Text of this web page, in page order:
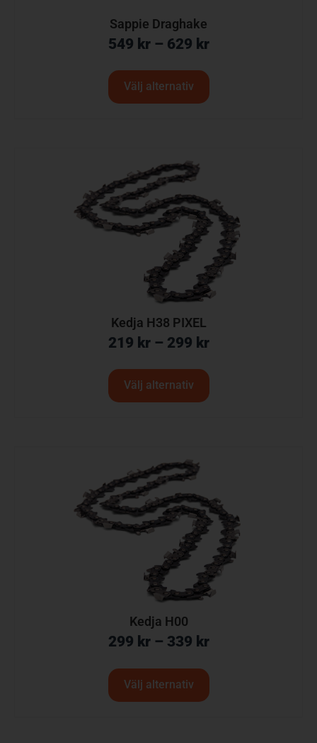
Sappie Draghake
549 kr – 629 kr
Välj alternativ
Kedja H38 PIXEL
219 kr – 299 kr
Välj alternativ
Kedja H00
299 kr – 339 kr
Välj alternativ